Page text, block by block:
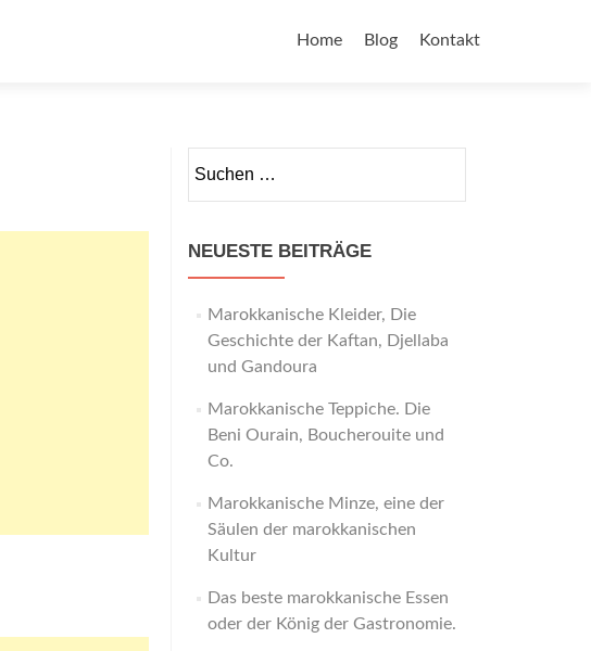
Home Blog Kontakt
NEUESTE BEITRÄGE
Marokkanische Kleider, Die
Geschichte der Kaftan, Djellaba
und Gandoura
Marokkanische Teppiche. Die
Beni Ourain, Boucherouite und
Co.
Marokkanische Minze, eine der
Säulen der marokkanischen
Kultur
Das beste marokkanische Essen
oder der König der Gastronomie.